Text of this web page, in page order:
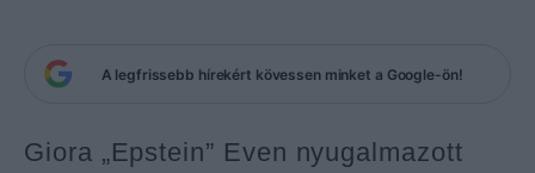
A legfrissebb hírekért kövessen minket a Google-ön!
Giora „Epstein” Even nyugalmazott